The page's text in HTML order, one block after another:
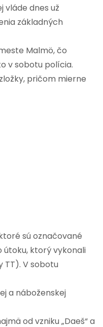
vláde dnes už
základných
Malmö, čo
v sobotu polícia.
pričom mierne
sú označované
ktorý vykonali
TT). V sobotu
a náboženskej
od vzniku „Daeš“ a